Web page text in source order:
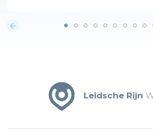
arrow_back
Leidsche Rijn